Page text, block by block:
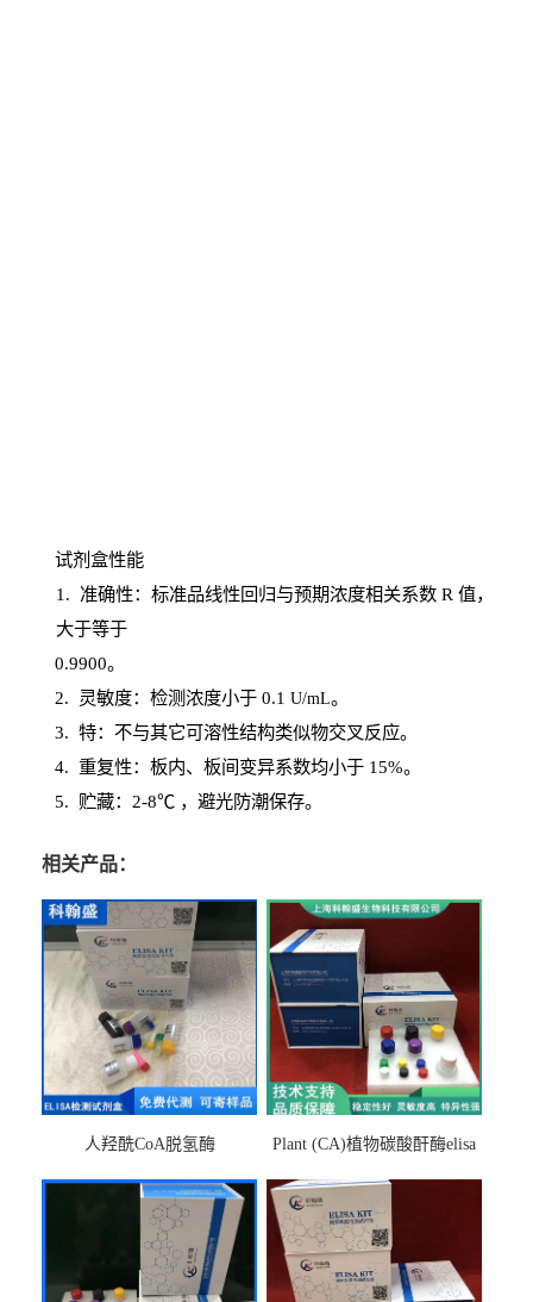
试剂盒性能
1 . 准确性：标准品线性回归与预期浓度相关系数 R 值，
大于等于
0.9900。
2. 灵敏度：检测浓度小于0.1 U/mL。
3. 特：不与其它可溶性结构类似物交叉反应。
4. 重复性：板内、板间变异系数均小于15%。
5. 贮藏：2-8℃ ，避光防潮保存。
相关产品：
人羟酰CoA脱氢酶
Plant (CA)植物碳酸酐酶elisa